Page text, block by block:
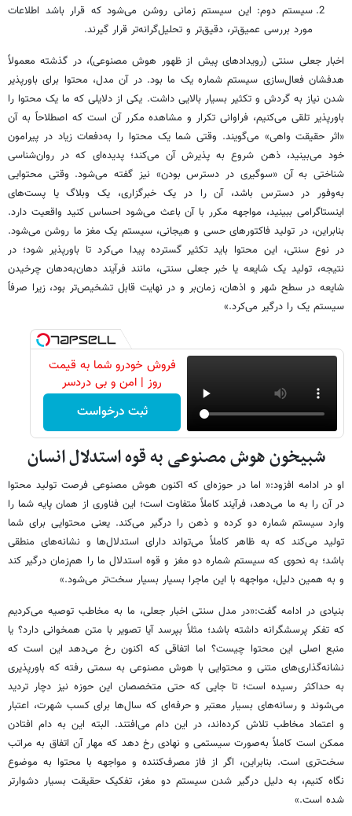
سیستم دوم: این سیستم زمانی روشن می‌شود که قرار باشد اطلاعات
مورد بررسی عمیق‌تر، دقیق‌تر و تحلیل‌گرانه‌تر قرار گیرند.
اخبار جعلی سنتی (رویدادهای پیش از ظهور هوش مصنوعی)، در گذشته معمولاً
هدفشان فعال‌سازی سیستم شماره یک ما بود. در آن مدل، محتوا برای باورپذیر
شدن نیاز به گردش و تکثیر بسیار بالایی داشت. یکی از دلایلی که ما یک محتوا را
باورپذیر تلقی می‌کنیم، فراوانی تکرار و مشاهده مکرر آن است که اصطلاحاً به آن
«اثر حقیقت واهی» می‌گویند. وقتی شما یک محتوا را به‌دفعات زیاد در پیرامون
خود می‌بینید، ذهن شروع به پذیرش آن می‌کند؛ پدیده‌ای که در روان‌شناسی
شناختی به آن «سوگیری در دسترس بودن» نیز گفته می‌شود. وقتی محتوایی
به‌وفور در دسترس باشد، آن را در یک خبرگزاری، یک وبلاگ یا پست‌های
اینستاگرامی ببینید، مواجهه مکرر با آن باعث می‌شود احساس کنید واقعیت دارد.
بنابراین، در تولید فاکتورهای حسی و هیجانی، سیستم یک مغز ما روشن می‌شود.
در نوع سنتی، این محتوا باید تکثیر گسترده پیدا می‌کرد تا باورپذیر شود؛ در
نتیجه، تولید یک شایعه یا خبر جعلی سنتی، مانند فرآیند دهان‌به‌دهان چرخیدن
شایعه در سطح شهر و اذهان، زمان‌بر و در نهایت قابل تشخیص‌تر بود، زیرا صرفاً
سیستم یک را درگیر می‌کرد.»
فروش خودرو شما به قیمت
روز | امن و بی دردسر
ثبت درخواست
شبیخون هوش مصنوعی به قوه استدلال انسان
او در ادامه افزود:« اما در حوزه‌ای که اکنون هوش مصنوعی فرصت تولید محتوا
در آن را به ما می‌دهد، فرآیند کاملاً متفاوت است؛ این فناوری از همان پایه شما را
وارد سیستم شماره دو کرده و ذهن را درگیر می‌کند. یعنی محتوایی برای شما
تولید می‌کند که به ظاهر کاملاً می‌تواند دارای استدلال‌ها و نشانه‌های منطقی
باشد؛ به نحوی که سیستم شماره دو مغز و قوه استدلال ما را هم‌زمان درگیر کند
و به همین دلیل، مواجهه با این ماجرا بسیار بسیار سخت‌تر می‌شود.»
بنیادی در ادامه گفت:«در مدل سنتی اخبار جعلی، ما به مخاطب توصیه می‌کردیم
که تفکر پرسشگرانه داشته باشد؛ مثلاً بپرسد آیا تصویر با متن همخوانی دارد؟ یا
منبع اصلی این محتوا چیست؟ اما اتفاقی که اکنون رخ می‌دهد این است که
نشانه‌گذاری‌های متنی و محتوایی با هوش مصنوعی به سمتی رفته که باورپذیری
به حداکثر رسیده است؛ تا جایی که حتی متخصصان این حوزه نیز دچار تردید
می‌شوند و رسانه‌های بسیار معتبر و حرفه‌ای که سال‌ها برای کسب شهرت، اعتبار
و اعتماد مخاطب تلاش کرده‌اند، در این دام می‌افتند. البته این به دام افتادن
ممکن است کاملاً به‌صورت سیستمی و نهادی رخ دهد که مهار آن اتفاق به مراتب
سخت‌تری است. بنابراین، اگر از فاز مصرف‌کننده و مواجهه با محتوا به موضوع
نگاه کنیم، به دلیل درگیر شدن سیستم دو مغز، تفکیک حقیقت بسیار دشوارتر
شده است.»